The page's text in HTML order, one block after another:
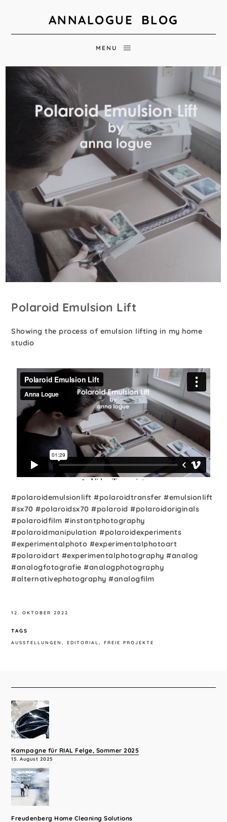
ANNALOGUE BLOG
MENU
Polaroid Emulsion Lift
Showing the process of emulsion lifting in my home
studio
#polaroidemulsionlift #polaroidtransfer #emulsionlift
#sx70 #polaroidsx70 #polaroid #polaroidoriginals
#polaroidfilm #instantphotography
#polaroidmanipulation #polaroidexperiments
#experimentalphoto #experimentalphotoart
#polaroidart #experimentalphotography #analog
#analogfotografie #analogphotography
#alternativephotography #analogfilm
12. OKTOBER 2022
TAGS
AUSSTELLUNGEN EDITORIAL FREIE PROJEKTE
Kampagne für RIAL Felge, Sommer 2025
15. August 2025
Freudenberg Home Cleaning Solutions